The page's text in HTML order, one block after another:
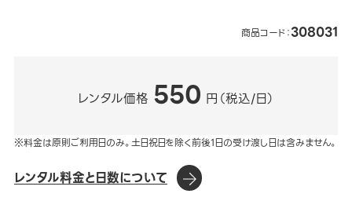
商品コード：308031
レンタル価格 550 円（税込/日）
※料金は原則ご利用日のみ。土日祝日を除く前後1日の受け渡し日は含みません。
レンタル料金と日数について